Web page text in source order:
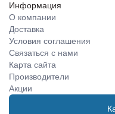
Информация
О компании
Доставка
Условия соглашения
Связаться с нами
Карта сайта
Производители
Акции